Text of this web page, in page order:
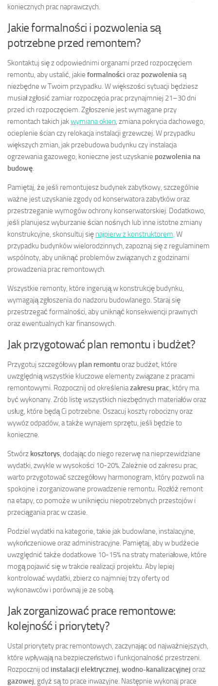
koniecznych prac naprawczych.
Jakie formalności i pozwolenia są
potrzebne przed remontem?
Skontaktuj się z odpowiednimi organami przed rozpoczęciem
remontu, aby ustalić, jakie formalności oraz pozwolenia są
niezbędne w Twoim przypadku. W większości sytuacji będziesz
musiał zgłosić zamiar rozpoczęcia prac przynajmniej 21–30 dni
przed ich rozpoczęciem. Zgłoszenie jest wymagane przy
remontach takich jakwymiana okien , zmiana pokrycia dachowego,
ocieplenie ścian czy relokacja instalacji grzewczej. W przypadku
większych zmian, jak przebudowa budynku czy instalacja
ogrzewania gazowego, konieczne jest uzyskanie pozwolenia na
budowę
Pamiętaj, że jeśli remontujesz budynek zabytkowy, szczególnie
ważne jest uzyskanie zgody od konserwatora zabytków oraz
przestrzeganie wymogów ochrony konserwatorskiej. Dodatkowo,
jeśli planujesz wyburzanie ścian nośnych lub inne istotne zmiany
konstrukcyjne, skonsultuj się najpierw z konstruktorem . W
przypadku budynków wielorodzinnych, zapoznaj się z regulaminem
wspólnoty, aby uniknąć problemów związanych z godzinami
prowadzenia prac remontowych.
Wszystkie remonty, które ingerują w konstrukcję budynku,
wymagają zgłoszenia do nadzoru budowlanego. Staraj się
przestrzegać formalności, aby uniknąć konsekwencji prawnych
oraz ewentualnych kar finansowych.
Jak przygotować plan remontu i budżet?
Przygotuj szczegółowy plan remontuoraz budżet, które
uwzględnią wszystkie kluczowe elementy związane z pracami
remontowymi. Rozpocznij od określeniazakresu prac , który ma
być wykonany. Zrób listę wszystkich niezbędnych materiałów oraz
usług, które będą Ci potrzebne. Oszacuj koszty robocizny oraz
wywóz odpadów, a także wynajem sprzętu, jeśli będzie to
konieczne.
Stwórz kosztorys , dodając do niego rezerwę na nieprzewidziane
wydatki, zwykle w wysokości 10-20%. Zależnie od zakresu prac,
warto przygotować szczegółowy harmonogram, który pozwoli na
spokojne i zorganizowane prowadzenie remontu. Rozłóż remont
na etapy, co pomoże w uniknięciu niepotrzebnych przestojów i
przeciągania prac w czasie.
Podziel wydatki na kategorie, takie jak budowlane, instalacyjne,
wykończeniowe oraz administracyjne. Pamiętaj, aby w budżecie
uwzględnić także dodatkowe 10-15% na straty materiałowe, które
mogą pojawić się w trakcie realizacji projektu. Aby lepiej
kontrolować wydatki, zbierz co najmniej trzy oferty od
wykonawców i porównaj je ze sobą.
Jak zorganizować prace remontowe:
kolejność i priorytety?
Ustal priorytety prac remontowych, zaczynając od najważniejszych,
które wpływają na bezpieczeństwo i funkcjonalność przestrzeni.
Rozpocznij od instalacji elektrycznej wodno-kanalizacyjnej oraz
gazowej , gdyż są to prace inwazyjne. Następnie wykonaj prace